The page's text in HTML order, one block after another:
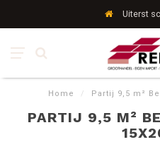
Uiterst
Home / Partij 9,5 m²
PARTIJ 9,5 M²